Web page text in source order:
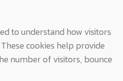
to understand how visitors
cookies help provide
number of visitors, bounce